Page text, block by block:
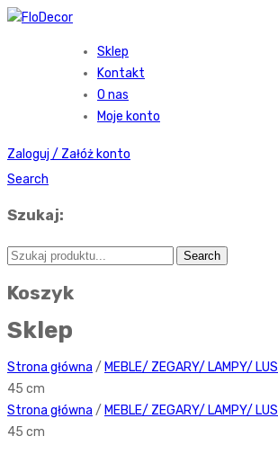
Sklep
Kontakt
O nas
Moje konto
Zaloguj / Załóż konto
Search
Szukaj:
Koszyk
Sklep
Strona główna / MEBLE/ ZEGARY/ LAMPY/
45 cm
Strona główna / MEBLE/ ZEGARY/ LAMPY/
45 cm